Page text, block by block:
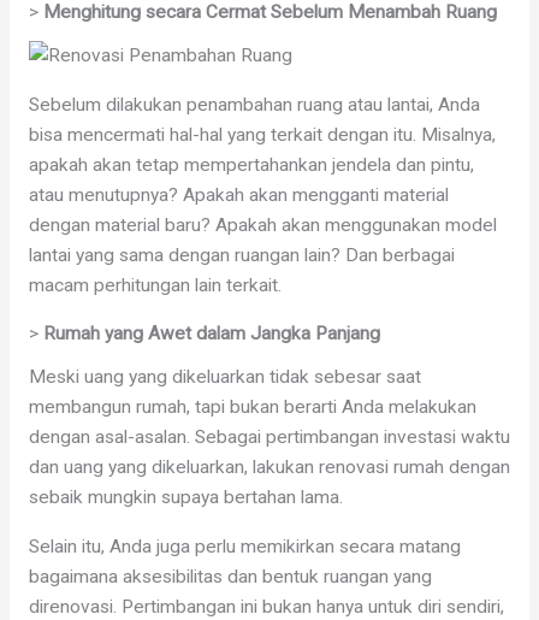
> Menghitung secara Cermat Sebelum Menambah Ruang
Sebelum dilakukan penambahan ruang atau lantai, Anda
bisa mencermati hal-hal yang terkait dengan itu. Misalnya,
apakah akan tetap mempertahankan jendela dan pintu,
atau menutupnya? Apakah akan mengganti material
dengan material baru? Apakah akan menggunakan model
lantai yang sama dengan ruangan lain? Dan berbagai
macam perhitungan lain terkait.
> Rumah yang Awet dalam Jangka Panjang
Meski uang yang dikeluarkan tidak sebesar saat
membangun rumah, tapi bukan berarti Anda melakukan
dengan asal-asalan. Sebagai pertimbangan investasi waktu
dan uang yang dikeluarkan, lakukan renovasi rumah dengan
sebaik mungkin supaya bertahan lama.
Selain itu, Anda juga perlu memikirkan secara matang
bagaimana aksesibilitas dan bentuk ruangan yang
direnovasi. Pertimbangan ini bukan hanya untuk diri sendiri,